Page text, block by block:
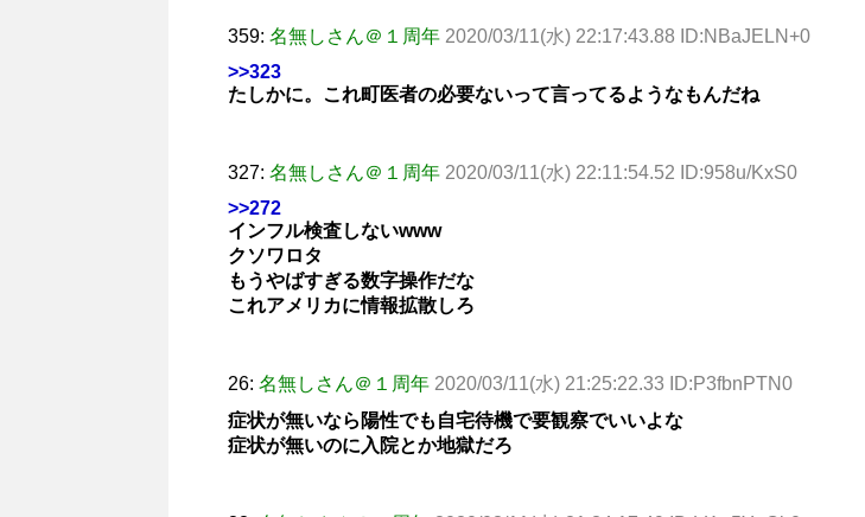
359: 名無しさん＠１周年 2020/03/11(水) 22:17:43.88 ID:NBaJELN+0
>>323
たしかに。これ町医者の必要ないって言ってるようなもんだね
327: 名無しさん＠１周年 2020/03/11(水) 22:11:54.52 ID:958u/KxS0
>>272
インフル検査しないwww
クソワロタ
もうやばすぎる数字操作だな
これアメリカに情報拡散しろ
26: 名無しさん＠１周年 2020/03/11(水) 21:25:22.33 ID:P3fbnPTN0
症状が無いなら陽性でも自宅待機で要観察でいいよな
症状が無いのに入院とか地獄だろ